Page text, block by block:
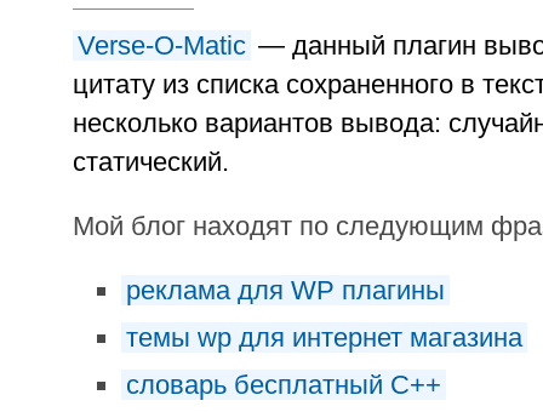
Verse-O-Matic — данный плагин
цитату из списка сохраненного в
несколько вариантов вывода:
статический.
Мой блог находят по следующим
реклама для WP плагины
темы wp для интернет магазина
словарь бесплатный C++